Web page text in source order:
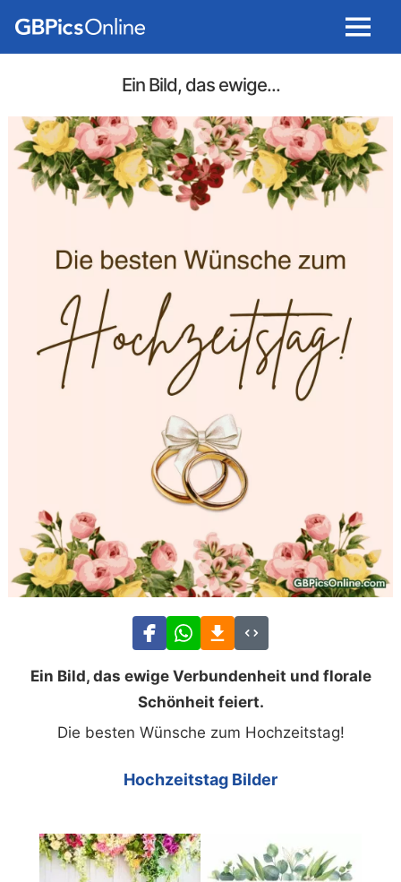
Menu
Ein Bild, das ewige...
Ein Bild, das ewige Verbundenheit und florale
Schönheit feiert.
Die besten Wünsche zum Hochzeitstag!
Hochzeitstag Bilder